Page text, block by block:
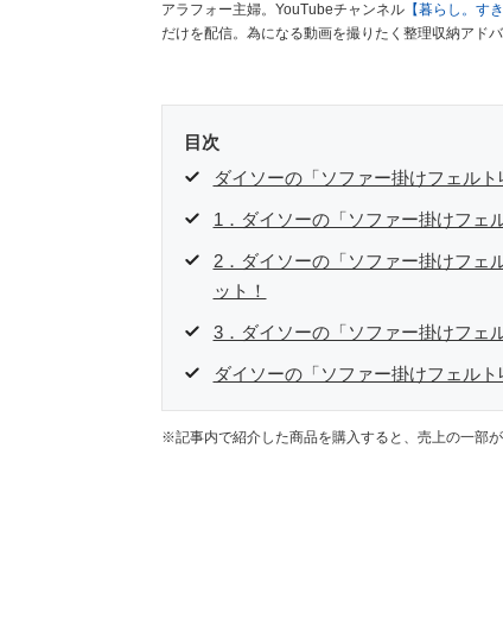
アラフォー主婦。YouTubeチャンネル【暮らし。す
だけを配信。為になる動画を撮りたく整理収納アド
目次
ダイソーの「ソファー掛けフェルト
1．ダイソーの「ソファー掛けフェ
2．ダイソーの「ソファー掛けフェ
ット！
3．ダイソーの「ソファー掛けフ
ダイソーの「ソファー掛けフェル
※記事内で紹介した商品を購入すると、売上の一部